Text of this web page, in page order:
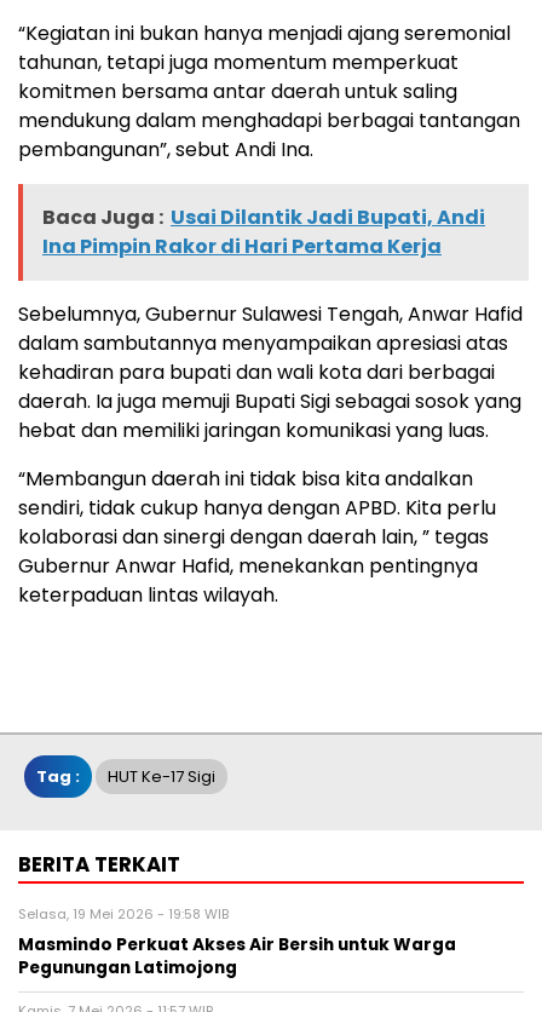
“Kegiatan ini bukan hanya menjadi ajang seremonial
tahunan, tetapi juga momentum memperkuat
komitmen bersama antar daerah untuk saling
mendukung dalam menghadapi berbagai tantangan
pembangunan”, sebut Andi Ina.
Baca Juga : Usai Dilantik Jadi Bupati, Andi
Ina Pimpin Rakor di Hari Pertama Kerja
Sebelumnya, Gubernur Sulawesi Tengah, Anwar Hafid
dalam sambutannya menyampaikan apresiasi atas
kehadiran para bupati dan wali kota dari berbagai
daerah. Ia juga memuji Bupati Sigi sebagai sosok yang
hebat dan memiliki jaringan komunikasi yang luas.
“Membangun daerah ini tidak bisa kita andalkan
sendiri, tidak cukup hanya dengan APBD. Kita perlu
kolaborasi dan sinergi dengan daerah lain, ” tegas
Gubernur Anwar Hafid, menekankan pentingnya
keterpaduan lintas wilayah.
Tag : HUT Ke-17 Sigi
BERITA TERKAIT
Selasa, 19 Mei 2026 - 19:58 WIB
Masmindo Perkuat Akses Air Bersih untuk Warga
Pegunungan Latimojong